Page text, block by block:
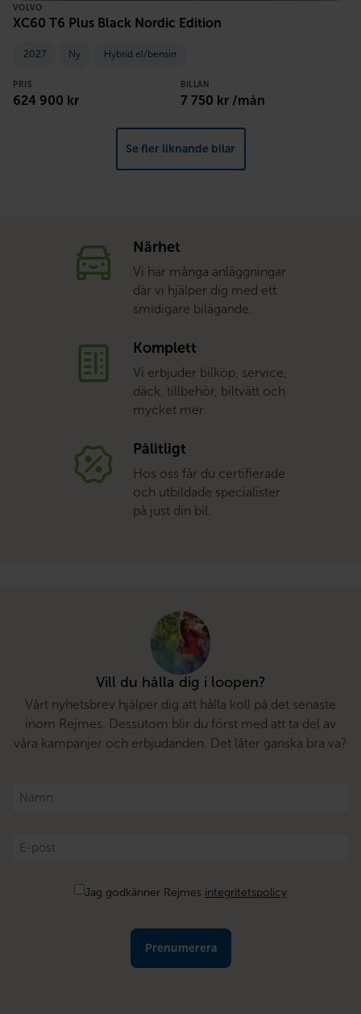
VOLVO
XC60 T6 Plus Black Nordic Edition
2027 Ny Hybrid el/bensin
PRIS
624 900 kr
BILLÅN
7 750 kr /mån
Se fler liknande bilar
Närhet
Vi har många anläggningar
där vi hjälper dig med ett
smidigare bilägande.
Komplett
Vi erbjuder bilköp, service,
däck, tillbehör, biltvätt och
mycket mer.
Pålitligt
Hos oss får du certifierade
och utbildade specialister
på just din bil.
Vill du hålla dig i loopen?
Vårt nyhetsbrev hjälper dig att hålla koll på det senaste
inom Rejmes. Dessutom blir du först med att ta del av
våra kampanjer och erbjudanden. Det låter ganska bra va?
Namn
E-
post
Jag godkänner Rejmes integritetspolicy